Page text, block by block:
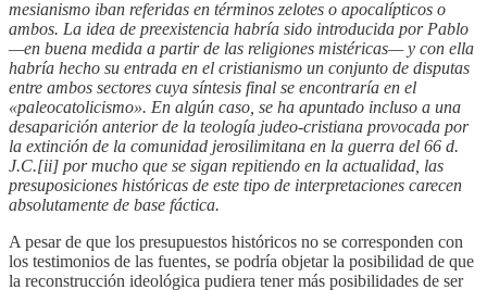
mesianismo iban referidas en términos zelotes o apocalípticos o
ambos. La idea de preexistencia habría sido introducida por Pablo
—en buena medida a partir de las religiones mistéricas— y con ella
habría hecho su entrada en el cristianismo un conjunto de disputas
entre ambos sectores cuya síntesis final se encontraría en el
«paleocatolicismo». En algún caso, se ha apuntado incluso a una
desaparición anterior de la teología judeo-cristiana provocada por
la extinción de la comunidad jerosilimitana en la guerra del 66 d.
J.C.[ii] por mucho que se sigan repitiendo en la actualidad, las
presuposiciones históricas de este tipo de interpretaciones carecen
absolutamente de base fáctica.
A pesar de que los presupuestos históricos no se corresponden con
los testimonios de las fuentes, se podría objetar la posibilidad de que
la reconstrucción ideológica pudiera tener más posibilidades de ser